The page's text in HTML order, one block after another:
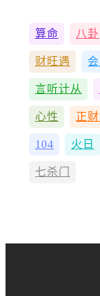
算命 八卦
财旺遇
言听计从
心性 正
104 火日
七杀门